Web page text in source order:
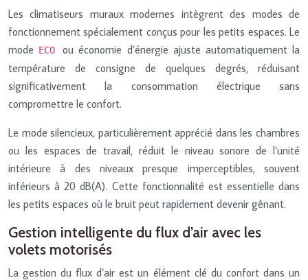
Les climatiseurs muraux modernes intègrent des modes de
fonctionnement spécialement conçus pour les petits espaces. Le
mode ECOou économie d’énergie ajuste automatiquement la
température de consigne de quelques degrés, réduisant
significativement la consommation électrique sans
compromettre le confort.
Le mode silencieux, particulièrement apprécié dans les chambres
ou les espaces de travail, réduit le niveau sonore de l’unité
intérieure à des niveaux presque imperceptibles, souvent
inférieurs à 20 dB(A). Cette fonctionnalité est essentielle dans
les petits espaces où le bruit peut rapidement devenir gênant.
Gestion intelligente du flux d’air avec les
volets motorisés
La gestion du flux d’air est un élément clé du confort dans un